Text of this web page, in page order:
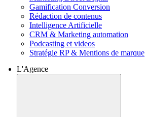
Gamification Conversion
Rédaction de contenus
Intelligence Artificielle
CRM & Marketing automation
Podcasting et videos
Stratégie RP & Mentions de marque
L'Agence